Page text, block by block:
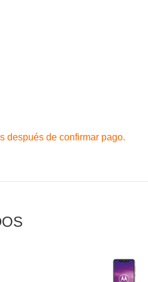
después de confirmar pago.